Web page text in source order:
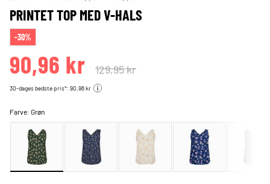
PRINTET TOP MED V-HALS
-30%
90,96 kr 129,95 kr
30-dages bedste pris*: 90,96 kr
Farve:Grøn